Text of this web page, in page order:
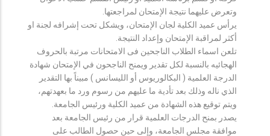
وتعرض عليهما نتيجة الإمتحان لمراجعتها.
يرأس عميد الكلية لجان الإمتحان، ويشكل تحت إشرافه لجنة او
أكثر لمراقبة الإمتحان وإعداد النتيجة.
تلعن اسماء الطلاب الناجحين فى الامتحانات مرتبة بالحروف
الهجائيه بالنسبة لكل تقدير ويمنح الناجحون في الإمتحان شهادة
الدرجة العلمية ( البكالوريوس أو الليسانس ) مبيناً بها التقدير
الذي ناله وذلك بعد تأدية ما عليهم من رسوم ورد ما بعهدتهم،
ويتم توقيع هذه الشهادة من عميد الكلية ورئيس الجامعة.
يصدر بمنح الدرجات العلمية قرار من رئيس الجامعة بعد
موافقة مجلس الجامعة، وإلى حين حصول الطالب على